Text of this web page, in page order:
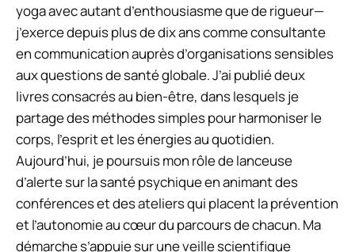
yoga avec autant d’enthousiasme que de rigueur—
j’exerce depuis plus de dix ans comme consultante
en communication auprès d’organisations sensibles
aux questions de santé globale. J’ai publié deux
livres consacrés au bien-être, dans lesquels je
partage des méthodes simples pour harmoniser le
corps, l’esprit et les énergies au quotidien.
Aujourd’hui, je poursuis mon rôle de lanceuse
d’alerte sur la santé psychique en animant des
conférences et des ateliers qui placent la prévention
et l’autonomie au cœur du parcours de chacun. Ma
démarche s’appuie sur une veille scientifique